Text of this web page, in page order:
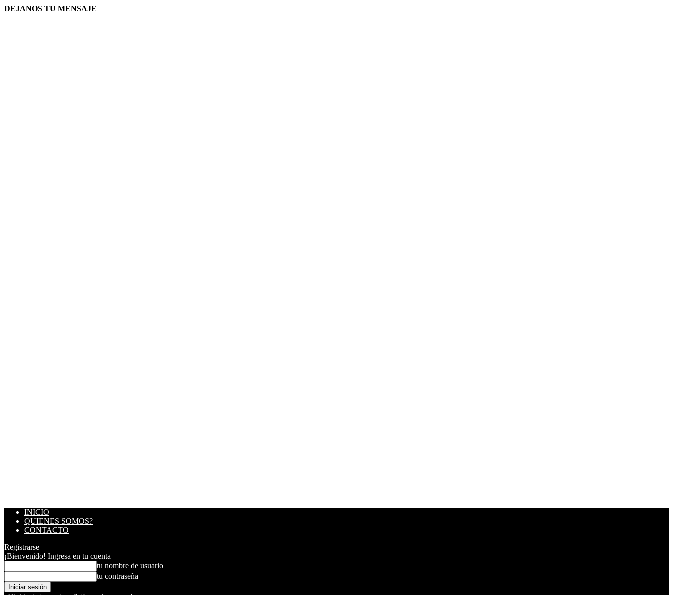
DEJANOS TU MENSAJE
INICIO
QUIENES SOMOS?
CONTACTO
Registrarse
¡Bienvenido! Ingresa en tu cuenta
tu nombre de usuario
tu contraseña